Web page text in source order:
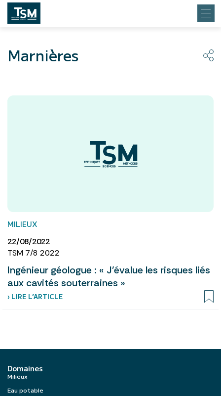
Marnières
MILIEUX
22/08/2022
TSM 7/8 2022
Ingénieur géologue : « J’évalue les risques liés
aux cavités souterraines »
› LIRE L’ARTICLE
Domaines
Milieux
Eau potable